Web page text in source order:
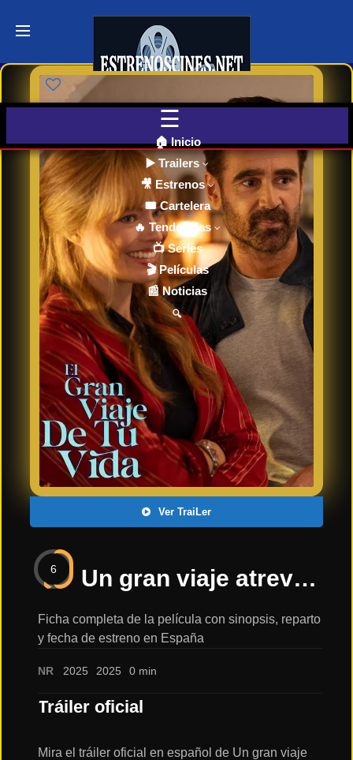
Últimos
AHORA
Cartelera
de Cine
Próximos
Estrenos
en Cines
Últimos
Tráilers
Español
📺 VER
SERIES
PLATAFORMAS
Series
de TV y
Streaming
Plataformas
ESTRENOS
🏠 Inicio
▶️ Trailers
🎥 Estrenos
🎟️ Cartelera
🔥 Tendencias
📺 Series
🎬 Películas
📰 Noticias
🔍
Ver TraiLer
6 Un gran viaje atrevido y maravilloso / A Big Bold Beautiful Journey: sinopsis, reparto y tráiler
Ficha completa de la película con sinopsis, reparto
y fecha de estreno en España
NR 2025 2025 0 min
Tráiler oficial
Mira el tráiler oficial en español de Un gran viaje